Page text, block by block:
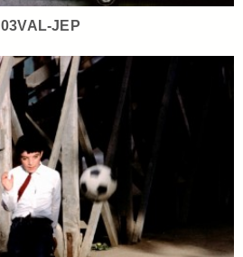
03VAL-JEP